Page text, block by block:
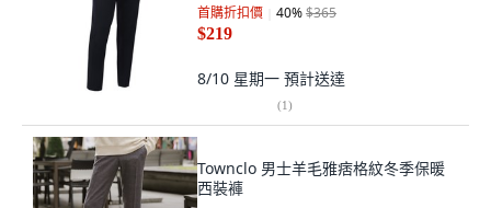
首購折扣價 40%$365
$219
8/10 星期一 預計送達
(1)
Townclo 男士羊毛雅痞格紋冬季保暖
西裝褲